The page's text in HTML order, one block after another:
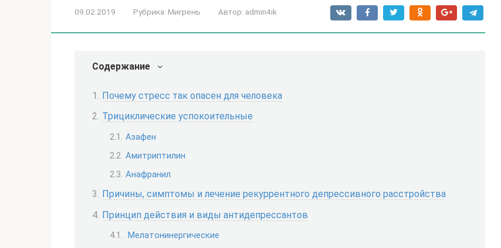
09.02.2019 Рубрика: Мигрень Автор: admin4ik
Содержание
Почему стресс так опасен для человека
Трициклические успокоительные
Азафен
Амитриптилин
Анафранил
Причины, симптомы и лечение рекуррентного депрессивного расстройства
Принцип действия и виды антидепрессантов
Мелатонинергические